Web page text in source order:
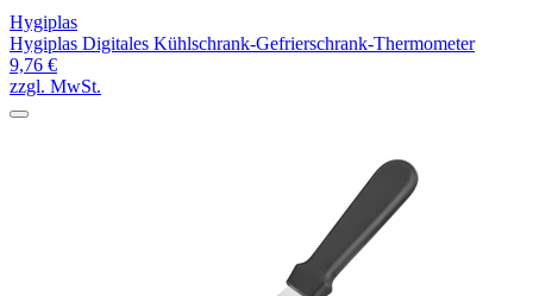
Hygiplas
Hygiplas Digitales Kühlschrank-Gefrierschrank-Thermometer
9,76 €
zzgl. MwSt.